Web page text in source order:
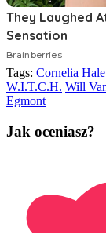
Tags: Cornelia Hale
W.I.T.C.H. Will
Egmont
Jak oceniasz?